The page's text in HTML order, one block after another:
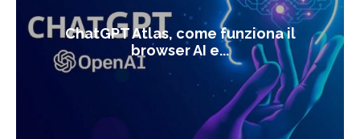
ChatGPT Atlas, come funziona il
browser AI e...